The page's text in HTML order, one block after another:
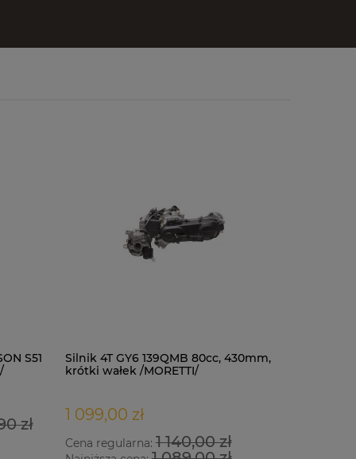
S51
zł
Silnik 4T GY6 139QMB 80cc, 430mm,
krótki wałek /MORETTI/
1 099,00 zł
Cena regularna: 1 140,00 zł